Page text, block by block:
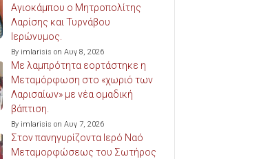
Αγιοκάμπου ο Μητροπολίτης
Λαρίσης και Τυρνάβου
Ιερώνυμος.
By imlarisis on Αυγ 8, 2026
Με λαμπρότητα εορτάστηκε η
Μεταμόρφωση στο «χωριό των
Λαρισαίων» με νέα ομαδική
βάπτιση.
By imlarisis on Αυγ 7, 2026
Στον πανηγυρίζοντα Ιερό Ναό
Μεταμορφώσεως του Σωτήρος